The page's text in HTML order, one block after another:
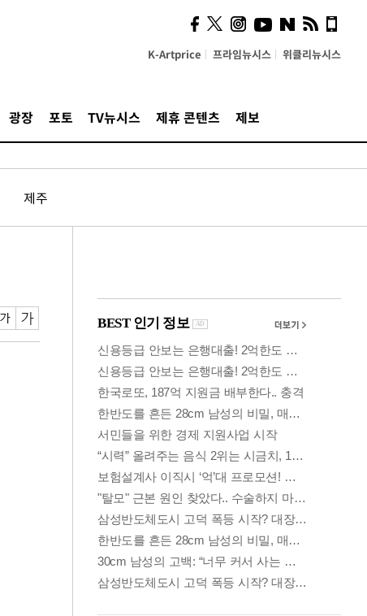
K-Artprice 프라임뉴시스 위클리뉴시스
광장 포토 TV뉴시스 제휴 콘텐츠 제보
제주
사이 해답 찾았죠"…알을
깨고 나온 '초자아'